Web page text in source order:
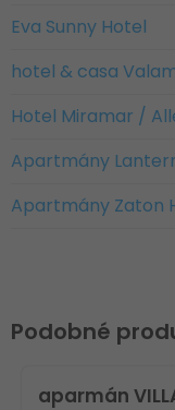
Eva Sunny Hotel
hotel & casa
Hotel Miramar /
Apartmány
Apartmány Zaton
Podobné
aparmán